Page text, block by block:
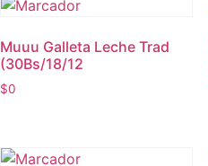
Muuu Galleta Leche Trad
(30Bs/18/12
$0